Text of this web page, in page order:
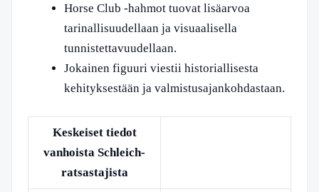
Horse Club -hahmot tuovat lisäarvoa
tarinallisuudellaan ja visuaalisella
tunnistettavuudellaan.
Jokainen figuuri viestii historiallisesta
kehityksestään ja valmistusajankohdastaan.
Keskeiset tiedot
vanhoista Schleich-
ratsastajista